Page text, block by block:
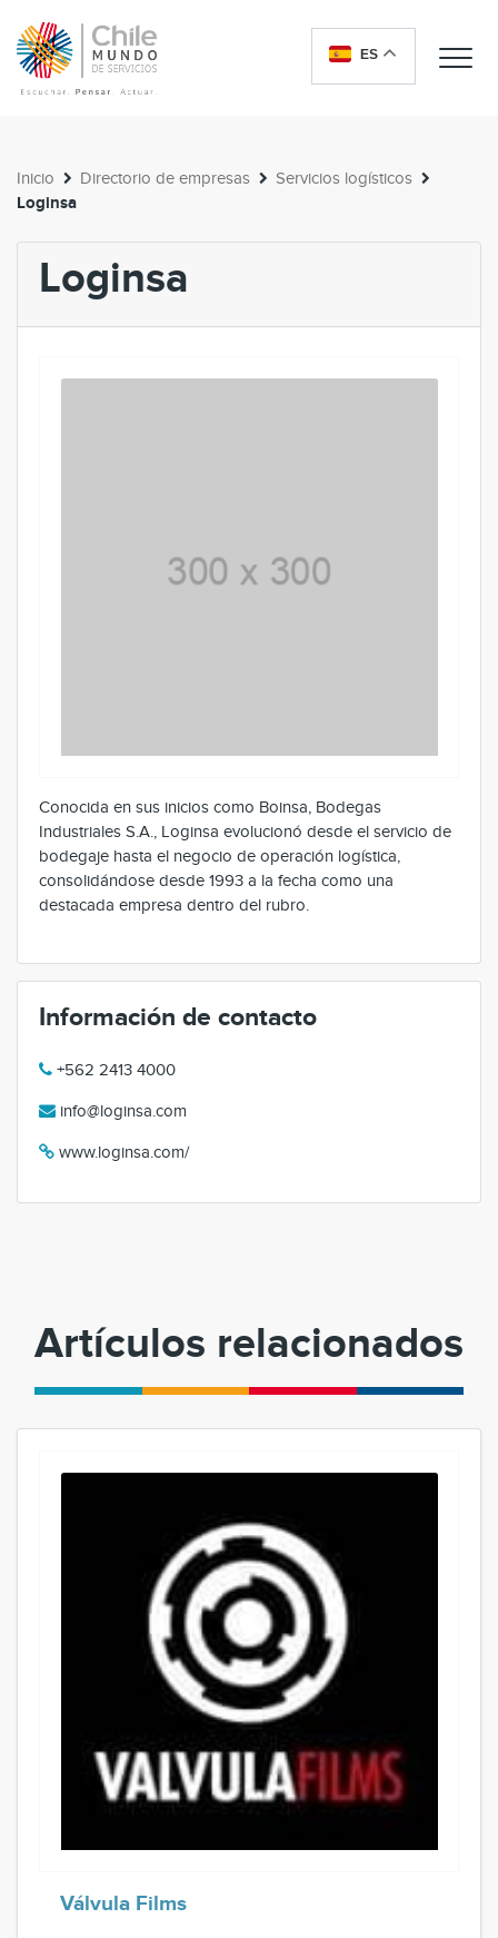
ES
Inicio Directorio de empresas Servicios logísticos
Loginsa
Loginsa
Conocida en sus inicios como Boinsa, Bodegas
Industriales S.A., Loginsa evolucionó desde el servicio de
bodegaje hasta el negocio de operación logística,
consolidándose desde 1993 a la fecha como una
destacada empresa dentro del rubro.
Información de contacto
+562 2413 4000
info@loginsa.com
www.loginsa.com/
Artículos relacionados
Válvula Films